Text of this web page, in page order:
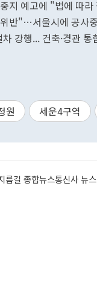
지 예고에 "법에 따라
반"…서울시에 공사
강행... 건축·경관 통
원 세운4구역
름길 종합뉴스통신사